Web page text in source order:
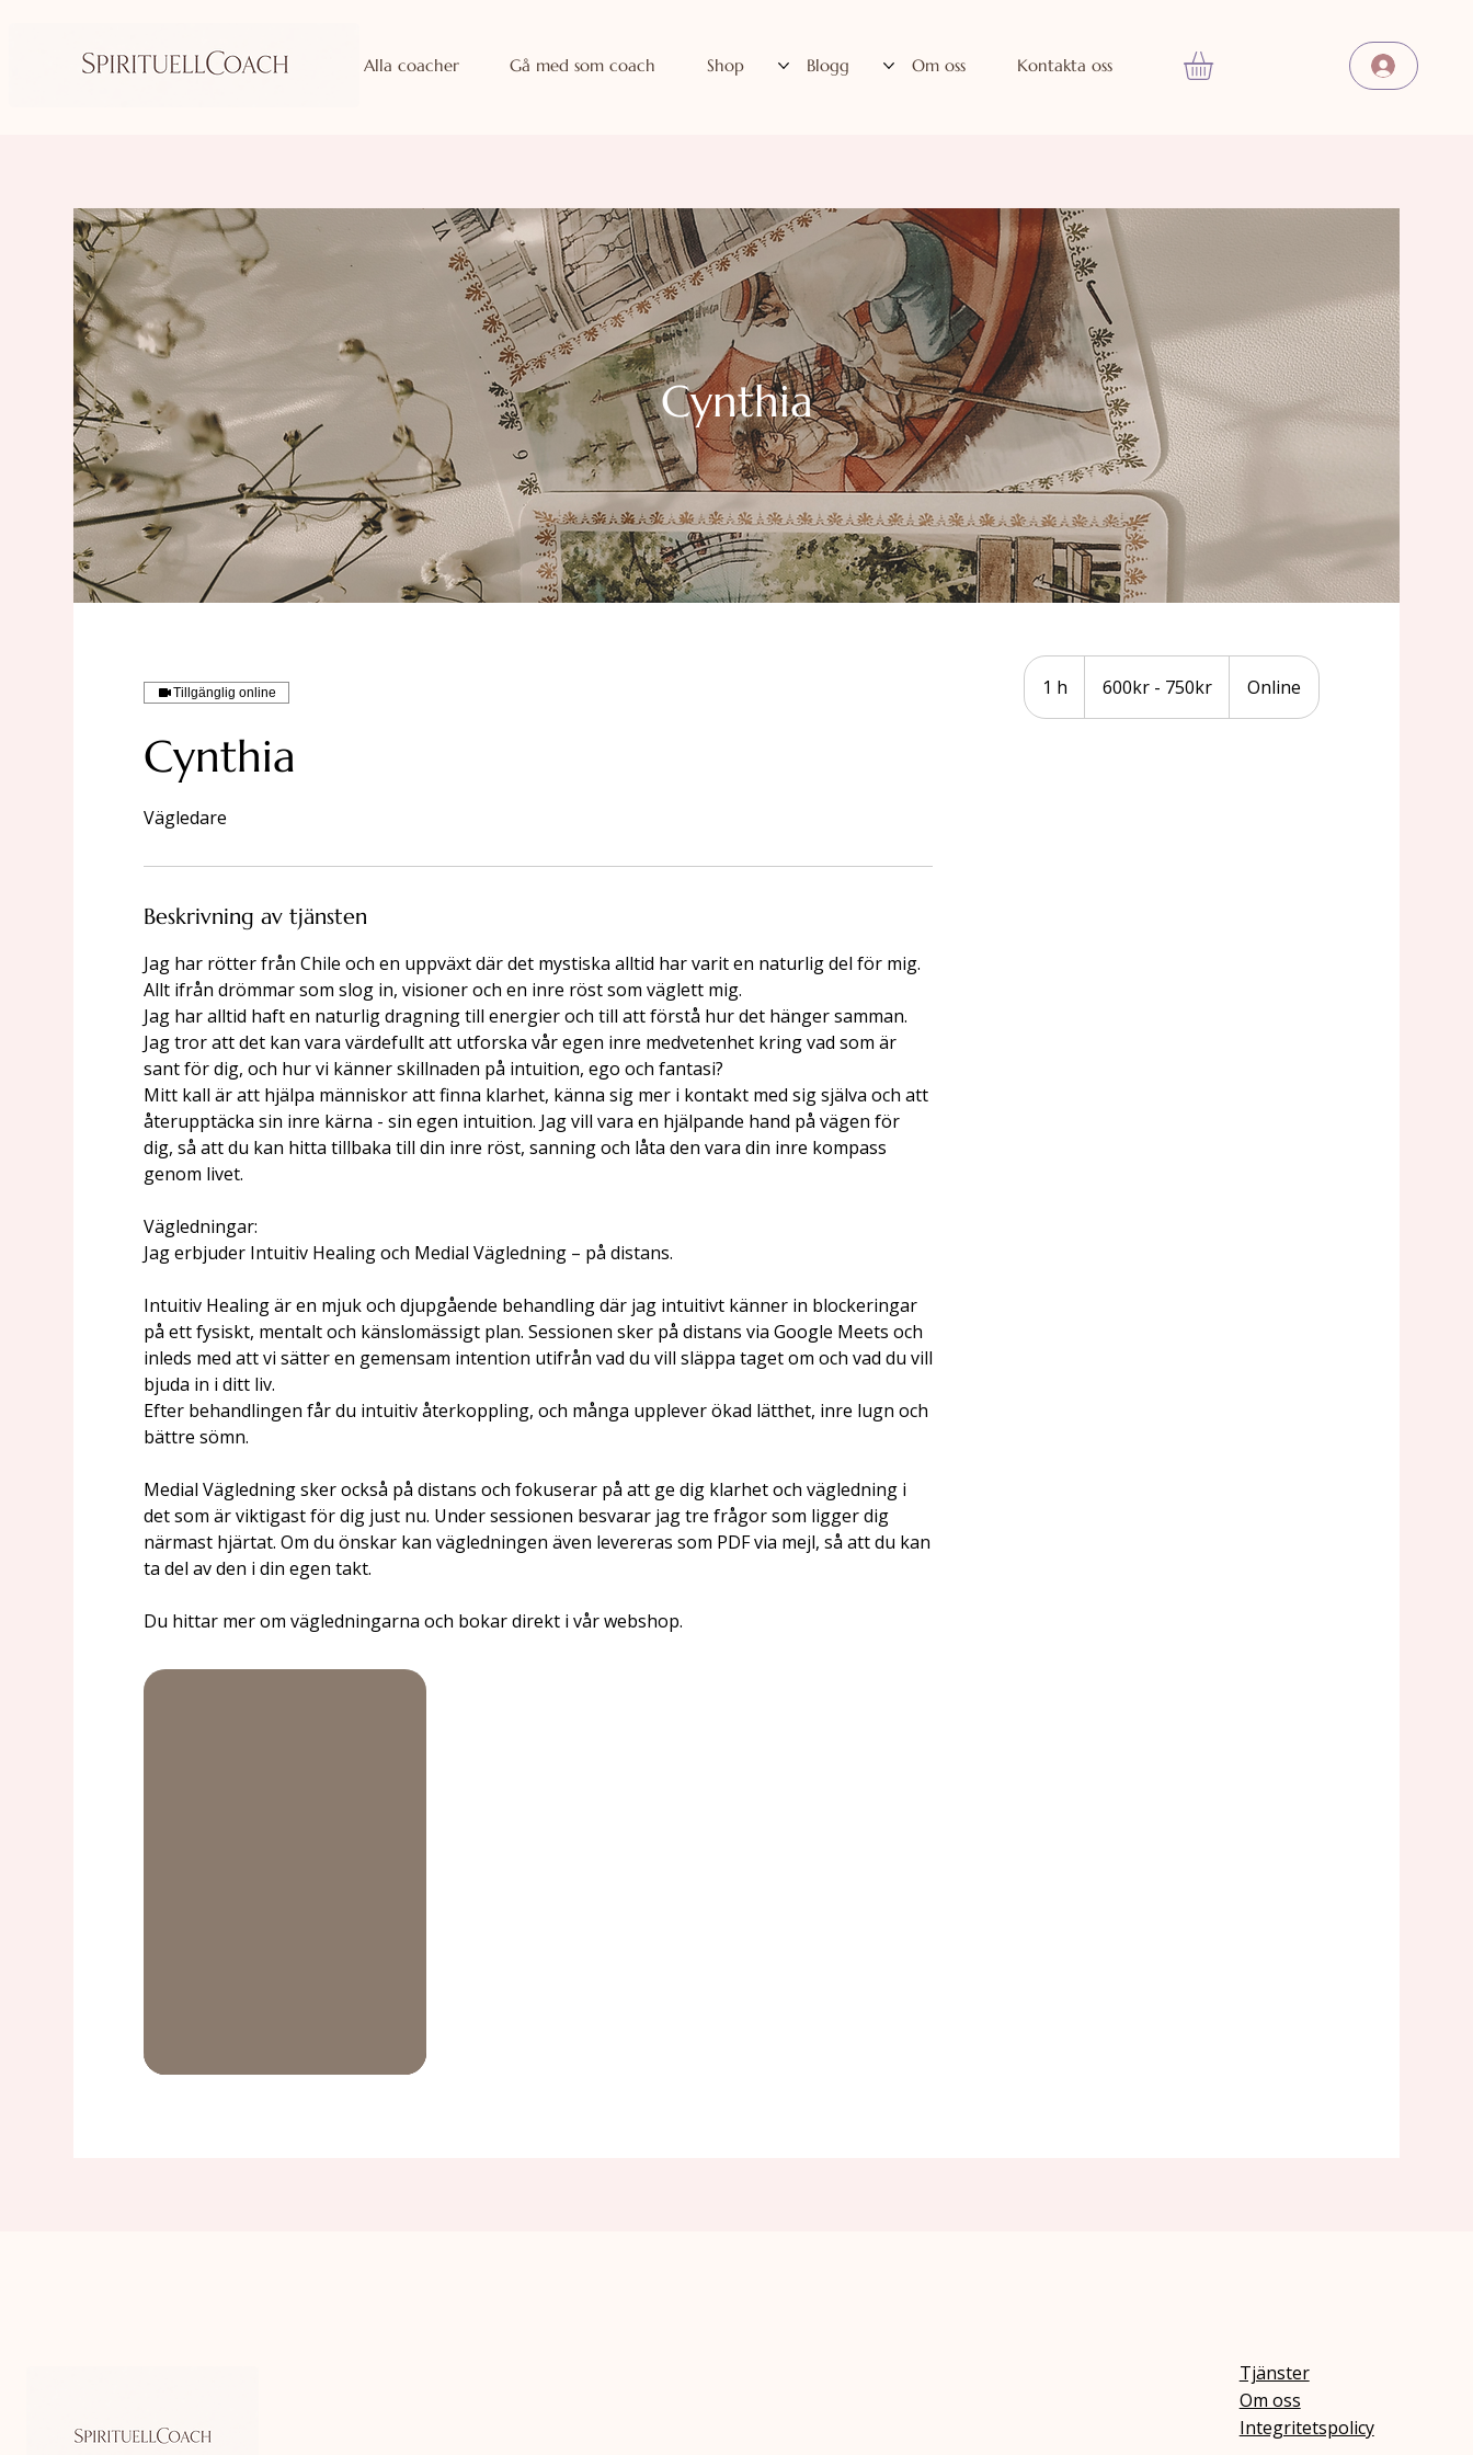
Alla coacher Gå med som coach Shop Blogg Om oss Kontakta oss
Cynthia
Tillgänglig online
Cynthia
Vägledare
Beskrivning av tjänsten
Jag har rötter från Chile och en uppväxt där det mystiska alltid har varit en naturlig del för mig.
Allt ifrån drömmar som slog in, visioner och en inre röst som väglett mig.
Jag har alltid haft en naturlig dragning till energier och till att förstå hur det hänger samman.
Jag tror att det kan vara värdefullt att utforska vår egen inre medvetenhet kring vad som är
sant för dig, och hur vi känner skillnaden på intuition, ego och fantasi?
Mitt kall är att hjälpa människor att finna klarhet, känna sig mer i kontakt med sig själva och att
återupptäcka sin inre kärna - sin egen intuition. Jag vill vara en hjälpande hand på vägen för
dig, så att du kan hitta tillbaka till din inre röst, sanning och låta den vara din inre kompass
genom livet.
Vägledningar:
Jag erbjuder Intuitiv Healing och Medial Vägledning – på distans.
Intuitiv Healing är en mjuk och djupgående behandling där jag intuitivt känner in blockeringar
på ett fysiskt, mentalt och känslomässigt plan. Sessionen sker på distans via Google Meets och
inleds med att vi sätter en gemensam intention utifrån vad du vill släppa taget om och vad du vill
bjuda in i ditt liv.
Efter behandlingen får du intuitiv återkoppling, och många upplever ökad lätthet, inre lugn och
bättre sömn.
Medial Vägledning sker också på distans och fokuserar på att ge dig klarhet och vägledning i
det som är viktigast för dig just nu. Under sessionen besvarar jag tre frågor som ligger dig
närmast hjärtat. Om du önskar kan vägledningen även levereras som PDF via mejl, så att du kan
ta del av den i din egen takt.
Du hittar mer om vägledningarna och bokar direkt i vår webshop.
1 h
750kr600kr - 750kr Online
Tjänster
Om oss
Integritetspolicy